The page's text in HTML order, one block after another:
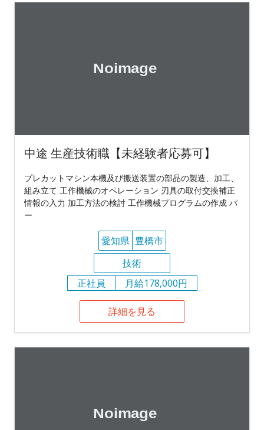
中途 生産技術職【未経験者応募可】
プレカットマシン本機及び搬送装置の部品の製造、加工、
組み立て 工作機械のオペレーション 刃具の取付交換補正
情報の入力 加工方法の検討 工作機械プログラムの作成 パ
ー
愛知県 豊橋市
技術
正社員
月給178,000円
詳細を見る